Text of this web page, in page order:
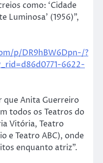
como: ‘Cidade
Luminosa’ (1956)”,
p/DR9hBW6Dpn-/?
6622-
que Anita Guerreiro
todos os Teatros do
Vitória, Teatro
e Teatro ABC), onde
enquanto atriz”.